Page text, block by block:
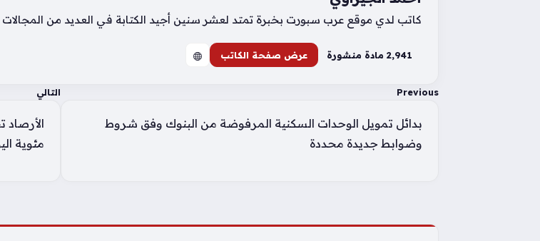
كاتب لدي موقع عرب سبورت بخبرة تمتد لعشر سنين أجيد الكتابة في العديد من المجالات
2٬941 مادة منشورة عرض صفحة الكاتب
Previous
بدائل تمويل الوحدات السكنية المرفوضة من البنوك وفق شروط
وضوابط جديدة محددة
التالي
مئوية